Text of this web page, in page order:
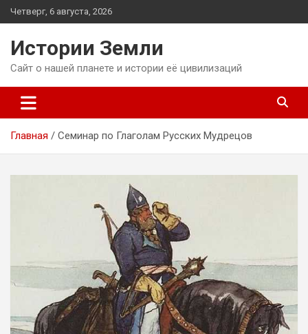
Перейти
к
Четверг, 6 августа, 2026
Истории Земли
Сайт о нашей планете и истории её цивилизаций
Главная Семинар по Глаголам Русских Мудрецов